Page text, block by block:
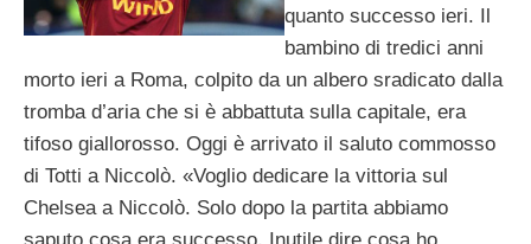
quanto successo ieri. Il
bambino di tredici anni
morto ieri a Roma, colpito da un albero sradicato dalla
tromba d’aria che si è abbattuta sulla capitale, era
tifoso giallorosso. Oggi è arrivato il saluto commosso
di Totti a Niccolò. «Voglio dedicare la vittoria sul
Chelsea a Niccolò. Solo dopo la partita abbiamo